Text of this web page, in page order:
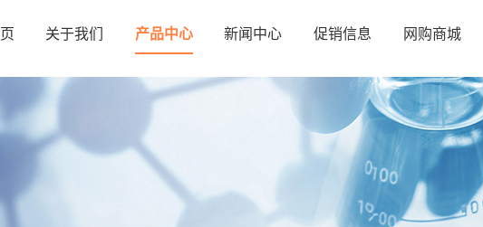
关于我们 产品中心 新闻中心 促销信息 网购商城